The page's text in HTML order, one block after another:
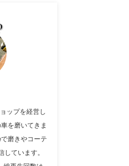
ップを経営し
を磨いてきま
磨きやコーテ
しています。